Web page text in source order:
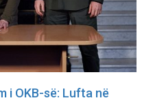
i OKB-së: Lufta në